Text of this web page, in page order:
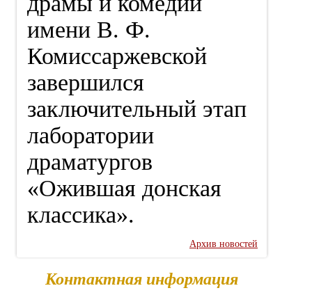
имени В. Ф.
Комиссаржевской
завершился
заключительный этап
лаборатории
драматургов
«Ожившая донская
классика».
Архив новостей
Контактная информация